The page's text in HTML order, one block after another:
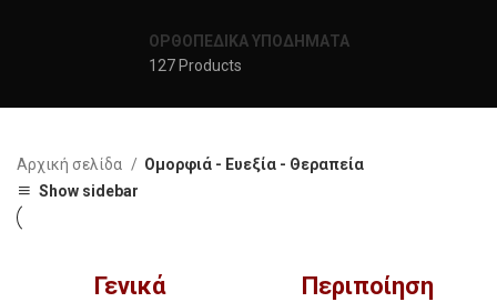
ΟΡΘΟΠΕΔΙΚΑ ΥΠΟΔΗΜΑΤΑ
127 Products
Αρχική σελίδα
Ομορφιά - Ευεξία - Θεραπεία
Show sidebar
Γενικά
Περιποίηση